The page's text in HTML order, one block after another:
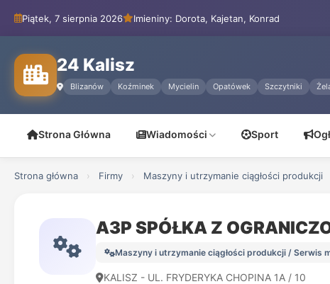
Piątek, 7 sierpnia 2026 Imieniny: Dorota, Kajetan, Konrad
24 Kalisz
Blizanów Koźminek Mycielin Opatówek Szczytniki
Strona Główna Wiadomości Sport
Strona główna › Firmy › Maszyny i utrzymanie ciągłości produkcji
A3P SPÓŁKA Z
Maszyny i utrzymanie ciągłości produkcji / Serwis
KALISZ - UL. FRYDERYKA CHOPINA 1A / 10